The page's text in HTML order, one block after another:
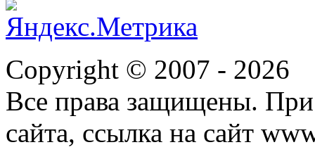
Copyright © 2007 - 2026
Все права защищены. При
сайта, ссылка на сайт